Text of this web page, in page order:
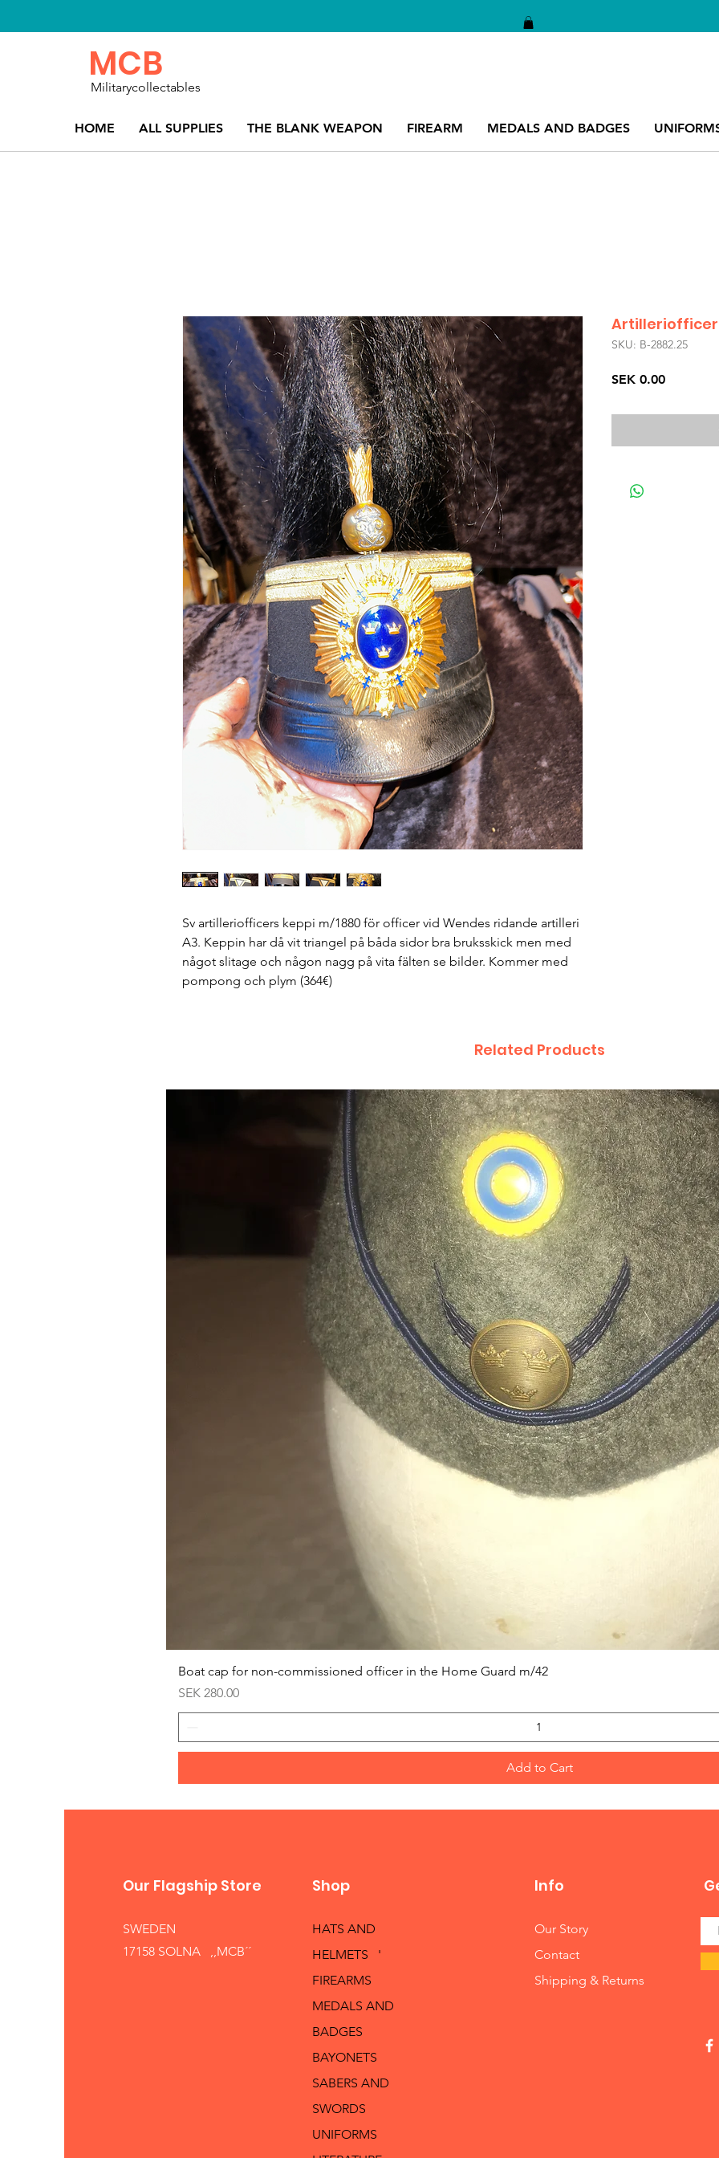
HOME ALL SUPPLIES THE BLANK WEAPON FIREARM MEDALS AND BADGES
MCB
Militarycollectables
Sv artilleriofficers keppi m/1880 för officer vid Wendes ridande artilleri
A3. Keppin har då vit triangel på båda sidor bra bruksskick men med
något slitage och någon nagg på vita fälten se bilder. Kommer med
pompong och plym (364€)
SKU: B-2882.25
SEK 0.00Price
Related Products
Quick View
Boat cap for non-commissioned officer in the Home Guard m/42
Price
SEK 280.00
Add to Cart
Our Flagship Store
SWEDEN
17158 SOLNA ,,MCB´´
Shop
HATS AND
HELMETS '
FIREARMS
MEDALS AND
BADGES
BAYONETS
SABERS AND
SWORDS
UNIFORMS
Info
Our Story
Contact
Shipping & Returns